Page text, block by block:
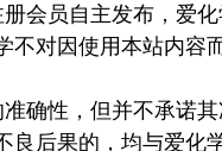
会员自主发布，爱
不对因使用本站内容
确性，但并不承诺
良后果的，均与爱化